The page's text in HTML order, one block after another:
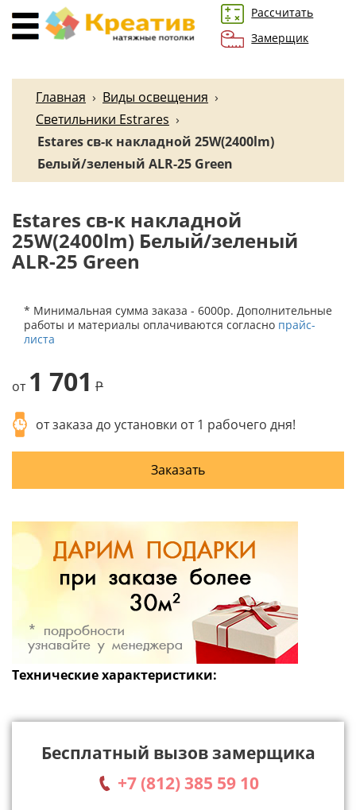
Рассчитать
Замерщик
Главная › Виды освещения ›
Светильники Estrares ›
Estares св-к накладной 25W(2400lm)
Белый/зеленый ALR-25 Green
Estares св-к накладной
25W(2400lm) Белый/зеленый
ALR-25 Green
* Минимальная сумма заказа - 6000р. Дополнительные
работы и материалы оплачиваются согласно прайс-
листа
от 1 701 P
от заказа до установки от 1 рабочего дня!
Заказать
Технические характеристики:
Бесплатный вызов замерщика
+7 (812) 385 59 10